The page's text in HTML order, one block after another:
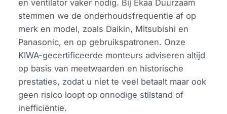
en ventilator vaker nodig. Bij Ekaa Duurzaam
stemmen we de onderhoudsfrequentie af op
merk en model, zoals Daikin, Mitsubishi en
Panasonic, en op gebruikspatronen. Onze
KIWA-gecertificeerde monteurs adviseren altijd
op basis van meetwaarden en historische
prestaties, zodat u niet te veel betaalt maar ook
geen risico loopt op onnodige stilstand of
inefficiëntie.